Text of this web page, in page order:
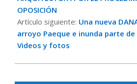
OPOSICIÓN
Artículo siguiente: Una nueva
arroyo Paeque e inunda parte de
Videos y fotos